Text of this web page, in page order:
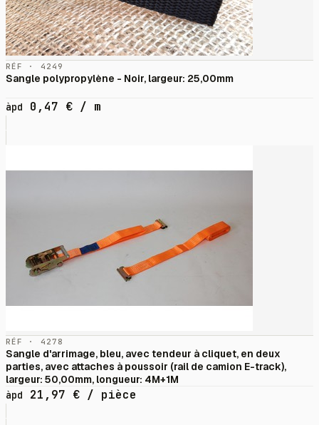
RÉF · 4249
Sangle polypropylène - Noir, largeur: 25,00mm
àpd 0,47 € / m
RÉF · 4278
Sangle d'arrimage, bleu, avec tendeur à cliquet, en deux
parties, avec attaches à poussoir (rail de camion E-track),
largeur: 50,00mm, longueur: 4M+1M
àpd
21,97 € / pièce